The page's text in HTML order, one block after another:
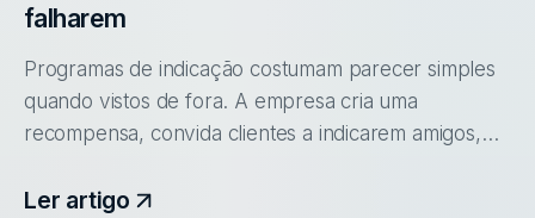
falharem
Programas de indicação costumam parecer simples
quando vistos de fora. A empresa cria uma
recompensa, convida clientes a indicarem amigos,
novas vendas aconteçam com um cu
Ler artigo